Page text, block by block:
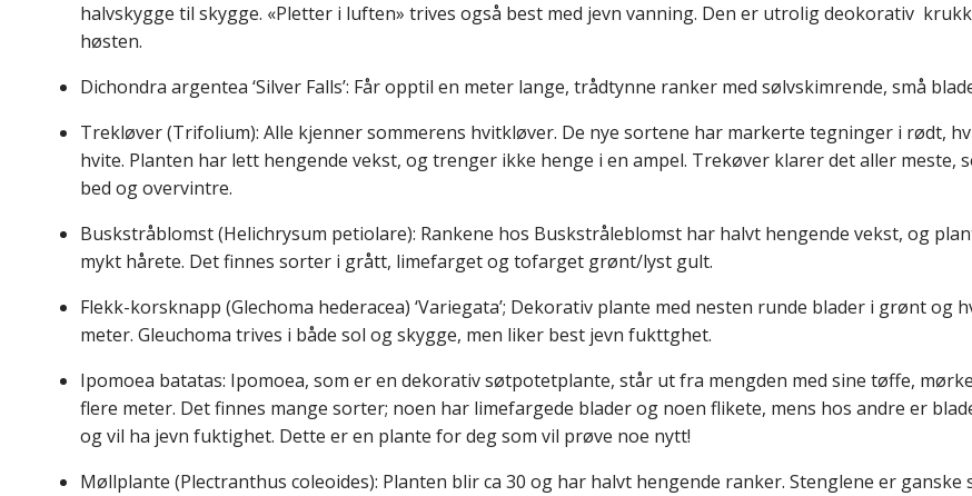
halvskygge til skygge. «Pletter i luften» trives også best med jevn vanning. Den er utrolig deokorativ
høsten.
Dichondra argentea ‘Silver Falls’: Får opptil en meter lange, trådtynne ranker med sølvskimrende, små
Trekløver (Trifolium): Alle kjenner sommerens hvitkløver. De nye sortene har markerte tegninger i rødt,
hvite. Planten har lett hengende vekst, og trenger ikke henge i en ampel. Trekøver klarer det aller meste,
bed og overvintre.
Buskstråblomst (Helichrysum petiolare): Rankene hos Buskstråleblomst har halvt hengende vekst, og
mykt hårete. Det finnes sorter i grått, limefarget og tofarget grønt/lyst gult.
Flekk-korsknapp (Glechoma hederacea) ‘Variegata’; Dekorativ plante med nesten runde blader i grønt og
meter. Gleuchoma trives i både sol og skygge, men liker best jevn fukttghet.
Ipomoea batatas: Ipomoea, som er en dekorativ søtpotetplante, står ut fra mengden med sine tøffe,
flere meter. Det finnes mange sorter; noen har limefargede blader og noen flikete, mens hos andre er
og vil ha jevn fuktighet. Dette er en plante for deg som vil prøve noe nytt!
Møllplante (Plectranthus coleoides): Planten blir ca 30 og har halvt hengende ranker. Stenglene er